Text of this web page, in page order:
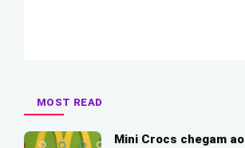
MOST READ
Mini Crocs chegam ao